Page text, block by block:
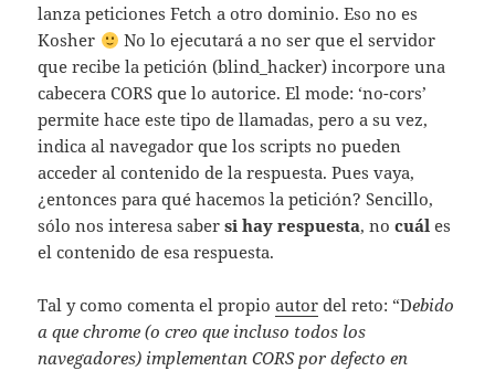
lanza peticiones Fetch a otro dominio. Eso no es
Kosher
No lo ejecutará a no ser que el servidor
que recibe la petición (blind_hacker) incorpore una
cabecera CORS que lo autorice. El mode: ‘no-cors’
permite hace este tipo de llamadas, pero a su vez,
indica al navegador que los scripts no pueden
acceder al contenido de la respuesta. Pues vaya,
¿entonces para qué hacemos la petición? Sencillo,
sólo nos interesa sabersi hay respuesta, nocuál es
el contenido de esa respuesta.
Tal y como comenta el propioautor del reto: “Debido
a que chrome (o creo que incluso todos los
navegadores) implementan CORS por defecto en